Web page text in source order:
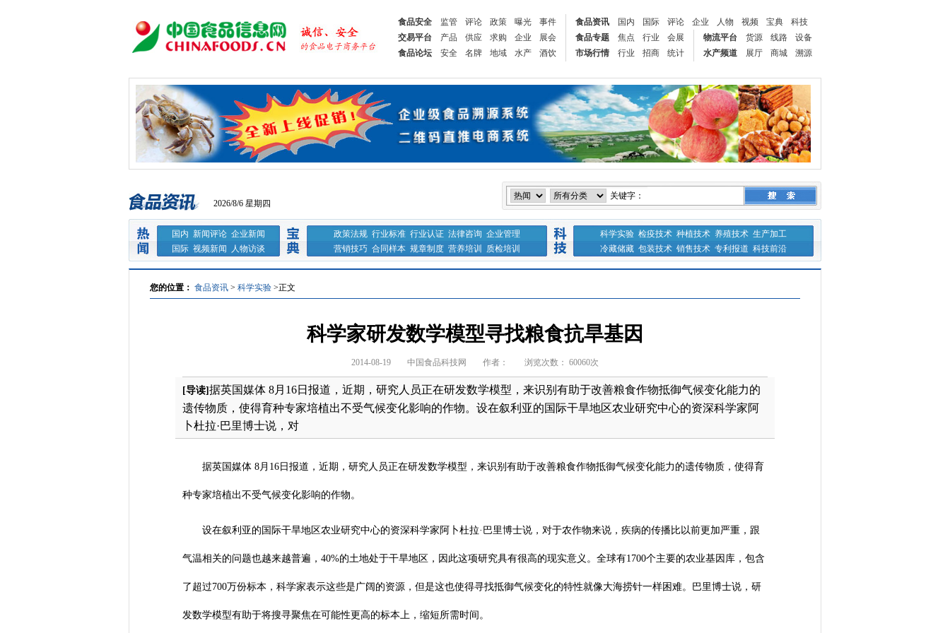
食品安全 监管 评论 政策 曝光 事件 食品资讯 国内 国际 评论 企业 人物 视频 宝典
科技
交易平台
产品 供应 求购 企业
展会
食品论坛
安全 名牌 地域 水产 酒饮
食品专题 焦点 行业
会展
市场行情
行业 招商 统计
物流平台 货源 线路
设备
水产频道
展厅 商城 溯源
2026/8/6 星期四
关键字：
国内 新闻评论 企业新闻 政策法规 行业标准 行业认证 法律咨询 企业管理 科学实验 检疫技术 种植技术 养殖技术 生产加工
国际 视频新闻 人物访谈 营销技巧 合同样本 规章制度 营养培训 质检培训 冷藏储藏 包装技术 销售技术 专利报道 科技前沿
您的位置： 食品资讯 > 科学实验 >正文
科学家研发数学模型寻找粮食抗旱基因
2014-08-19 中国食品科技网 作者： 浏览次数： 60060次
[导读] 据英国媒体 8月16日报道，近期，研究人员正在研发数学模型，来识别有助于改善粮食作物抵御气候变化能力的
遗传物质，使得育种专家培植出不受气候变化影响的作物。设在叙利亚的国际干旱地区农业研究中心的资深科学家阿
卜杜拉·巴里博士说，对
据英国媒体 8月16日报道，近期，研究人员正在研发数学模型，来识别有助于改善粮食作物抵御气候变化能力的遗传物质，使得育
种专家培植出不受气候变化影响的作物。
设在叙利亚的国际干旱地区农业研究中心的资深科学家阿卜杜拉·巴里博士说，对于农作物来说，疾病的传播比以前更加严重，跟
气温相关的问题也越来越普遍，40%的土地处于干旱地区，因此这项研究具有很高的现实意义。全球有1700个主要的农业基因库，包含
了超过700万份标本，科学家表示这些是广阔的资源，但是这也使得寻找抵御气候变化的特性就像大海捞针一样困难。巴里博士说，研
发数学模型有助于将搜寻聚焦在可能性更高的标本上，缩短所需时间。